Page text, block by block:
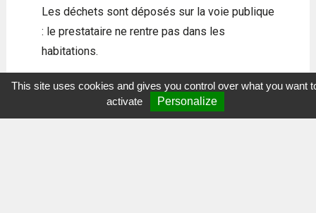
Les déchets sont déposés sur la voie publique
: le prestataire ne rentre pas dans les
habitations.
Les services de la Direction Déchets et
Économie Circulaire sont à votre disposition
This site uses cookies and gives you control over what you want
activate
Personalize